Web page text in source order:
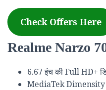
Check Offers Here
Realme Narzo
6.67 इंच की Full HD+
MediaTek Dimensity